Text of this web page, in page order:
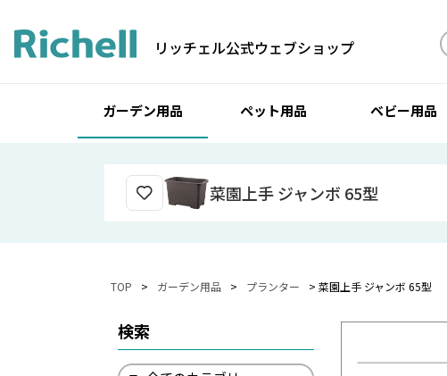
リッチェル公式ウェブショップ 検索
ガーデン用品 ペット用品 ベビー用品
菜園上手 ジャンボ 65型
TOP ガーデン用品 プランター 菜園上手 ジャンボ 65型
検索